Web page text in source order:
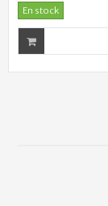
En stock